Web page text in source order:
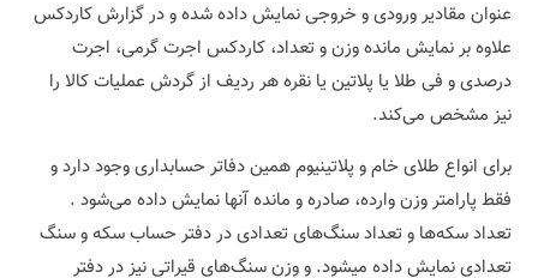
عنوان مقادیر ورودی و خروجی نمایش داده شده و در گزارش کاردکس
علاوه بر نمایش مانده وزن و تعداد، کاردکس اجرت گرمی، اجرت
درصدی و فی طلا یا پلاتین یا نقره هر ردیف از گردش عملیات کالا را
نیز مشخص می‌کند.
برای انواع طلای خام و پلاتینیوم همین دفاتر حسابداری وجود دارد و
فقط پارامتر وزن وارده، صادره و مانده آنها نمایش داده می‌شود .
تعداد سکه‌ها و تعداد سنگ‌های تعدادی در دفتر حساب سکه و سنگ‌
تعدادی نمایش داده میشود. و وزن سنگ‌های قیراتی نیز در دفتر